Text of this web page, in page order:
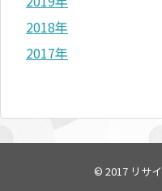
2018年
2017年
© 2017 リサ